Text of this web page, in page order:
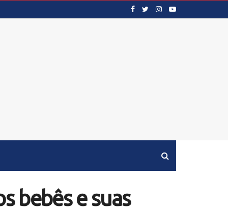
bebês e suas